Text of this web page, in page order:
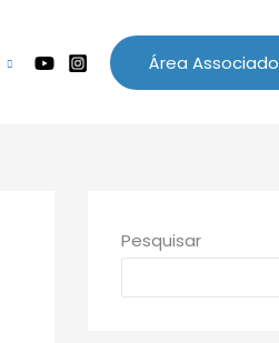
Área Associado
Pesquisar